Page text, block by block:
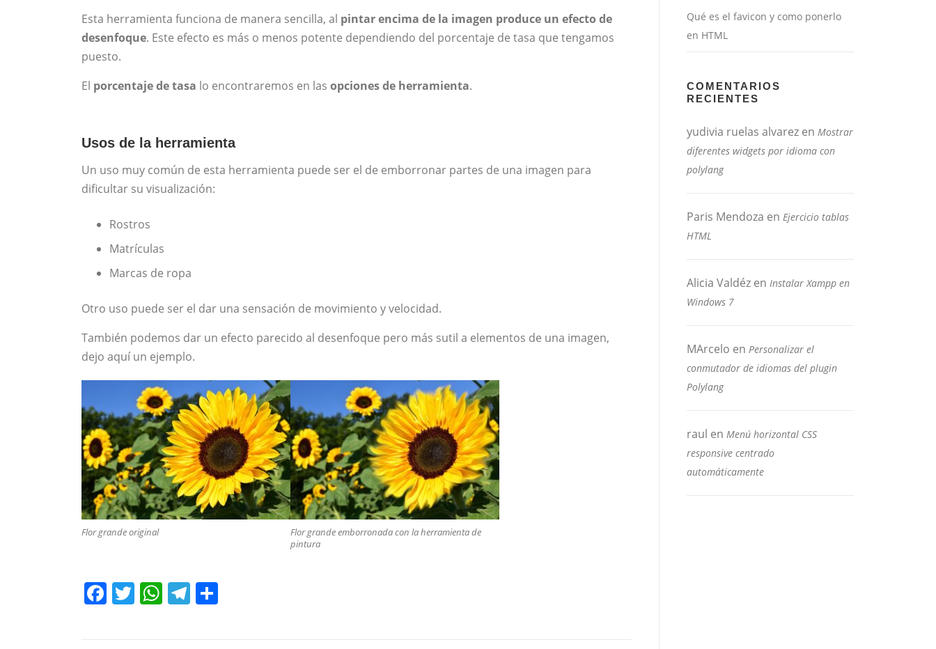
Esta herramienta funciona de manera sencilla, al pintar encima de la imagen produce un efecto de
desenfoque. Este efecto es más o menos potente dependiendo del porcentaje de tasa que tengamos
puesto.
El porcentaje de tasa lo encontraremos en las opciones de herramienta.
Usos de la herramienta
Un uso muy común de esta herramienta puede ser el de emborronar partes de una imagen para
dificultar su visualización:
Rostros
Matrículas
Marcas de ropa
Otro uso puede ser el dar una sensación de movimiento y velocidad.
También podemos dar un efecto parecido al desenfoque pero más sutil a elementos de una imagen,
dejo aquí un ejemplo.
Flor grande original
Flor grande emborronada con la herramienta de
pintura
Facebook
Twitter
WhatsApp
Telegram
Qué es el favicon y como ponerlo
en HTML
COMENTARIOS
RECIENTES
yudivia ruelas alvarez en Mostrar
diferentes widgets por idioma con
polylang
Paris Mendoza en Ejercicio tablas
HTML
Alicia Valdéz en Instalar Xampp en
Windows 7
MArcelo en Personalizar el
conmutador de idiomas del plugin
Polylang
raul en Menú horizontal CSS
responsive centrado
automáticamente